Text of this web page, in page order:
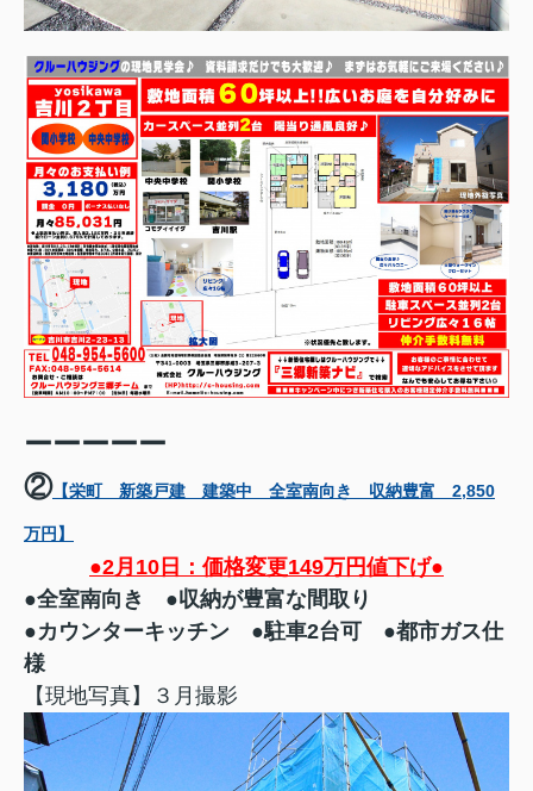
ーーーーー
②【栄町 新築戸建 建築中 全室南向き 収納豊富 2,850
万円】
●2月10日：価格変更149万円値下げ●
●全室南向き ●収納が豊富な間取り
●カウンターキッチン ●駐車2台可 ●都市ガス仕
様
【現地写真】３月撮影